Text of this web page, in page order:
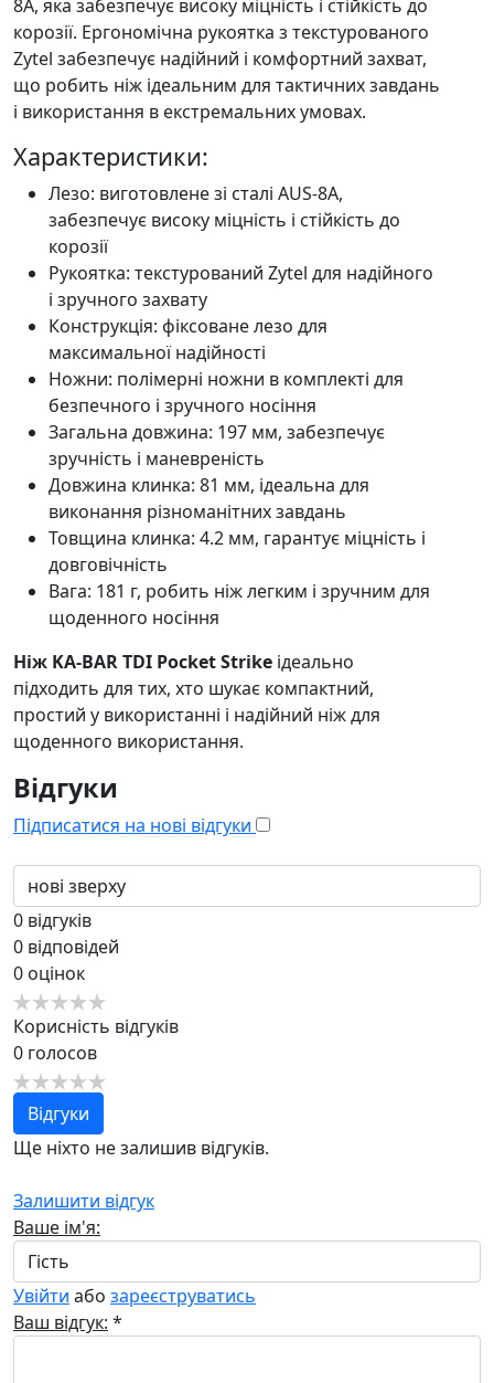
8A, яка забезпечує високу міцність і стійкість до
корозії. Ергономічна рукоятка з текстурованого
Zytel забезпечує надійний і комфортний захват,
що робить ніж ідеальним для тактичних завдань
і використання в екстремальних умовах.
Характеристики:
Лезо: виготовлене зі сталі AUS-8A,
забезпечує високу міцність і стійкість до
корозії
Рукоятка: текстурований Zytel для надійного
і зручного захвату
Конструкція: фіксоване лезо для
максимальної надійності
Ножни: полімерні ножни в комплекті для
безпечного і зручного носіння
Загальна довжина: 197 мм, забезпечує
зручність і маневреність
Довжина клинка: 81 мм, ідеальна для
виконання різноманітних завдань
Товщина клинка: 4.2 мм, гарантує міцність і
довговічність
Вага: 181 г, робить ніж легким і зручним для
щоденного носіння
Ніж KA-BAR TDI Pocket Strike ідеально
підходить для тих, хто шукає компактний,
простий у використанні і надійний ніж для
щоденного використання.
Відгуки
Підписатися на нові відгуки
0 відгуків
0 відповідей
0 оцінок
Корисність відгуків
0 голосов
Відгуки
Ще ніхто не залишив відгуків.
Залишити відгук
Ваше ім'я:
Увійти або зареєструватись
Ваш відгук: *